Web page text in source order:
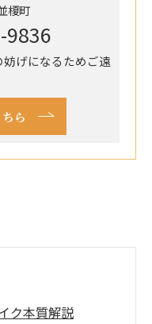
榎町
9836
げになるためご遠
ら
ク本質解説